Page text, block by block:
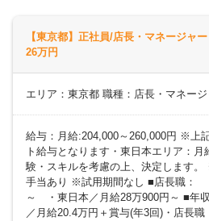
【東京都】正社員/店長・マネージャ
26万円
エリア：東京都 職種：店長・マネー
給与：月給:204,000～260,000円 ※上
ト給与となります・東日本エリア：
験・スキルを考慮の上、決定します
手当あり ※試用期間なし ■店長職：
～ ・東日本／月給28万900円～ ■年
／月給20.4万円＋賞与(年3回)・店長